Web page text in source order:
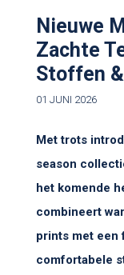
Nieuwe
Zachte
Stoffen
01 JUNI 2026
Met trots
season
het komende
combineert
prints met een
comfortabele